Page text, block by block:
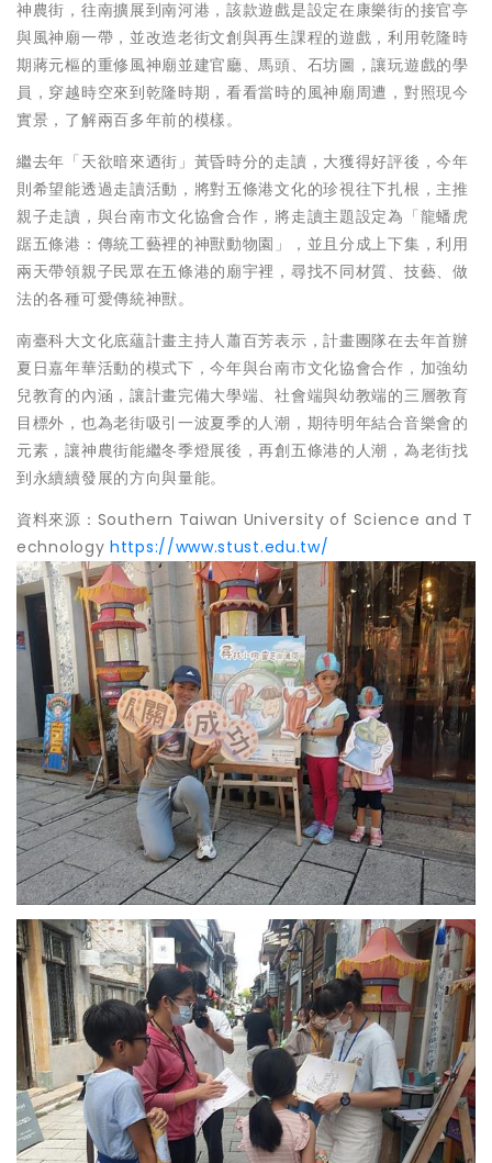
神農街，往南擴展到南河港，該款遊戲是設定在康樂街的接官亭
與風神廟一帶，並改造老街文創與再生課程的遊戲，利用乾隆時
期蔣元樞的重修風神廟並建官廳、馬頭、石坊圖，讓玩遊戲的學
員，穿越時空來到乾隆時期，看看當時的風神廟周遭，對照現今
實景，了解兩百多年前的模樣。
繼去年「天欲暗來迺街」黃昏時分的走讀，大獲得好評後，今年
則希望能透過走讀活動，將對五條港文化的珍視往下扎根，主推
親子走讀，與台南市文化協會合作，將走讀主題設定為「龍蟠虎
踞五條港：傳統工藝裡的神獸動物園」，並且分成上下集，利用
兩天帶領親子民眾在五條港的廟宇裡，尋找不同材質、技藝、做
法的各種可愛傳統神獸。
南臺科大文化底蘊計畫主持人蕭百芳表示，計畫團隊在去年首辦
夏日嘉年華活動的模式下，今年與台南市文化協會合作，加強幼
兒教育的內涵，讓計畫完備大學端、社會端與幼教端的三層教育
目標外，也為老街吸引一波夏季的人潮，期待明年結合音樂會的
元素，讓神農街能繼冬季燈展後，再創五條港的人潮，為老街找
到永續續發展的方向與量能。
資料來源：Southern Taiwan University of Science and T
echnology https://www.stust.edu.tw/